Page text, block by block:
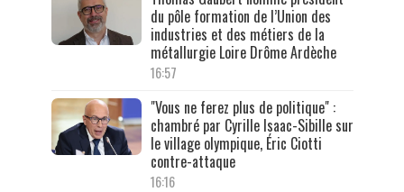
du pôle formation de l’Union des
industries et des métiers de la
métallurgie Loire Drôme Ardèche
16:57
"Vous ne ferez plus de politique" :
chambré par Cyrille Isaac-Sibille sur
le village olympique, Éric Ciotti
contre-attaque
16:16